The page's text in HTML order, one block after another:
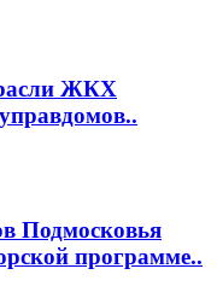
ЖКХ
Подмосковья
программе..